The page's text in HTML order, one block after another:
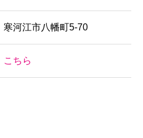
寒河江市八幡町5-70
こちら